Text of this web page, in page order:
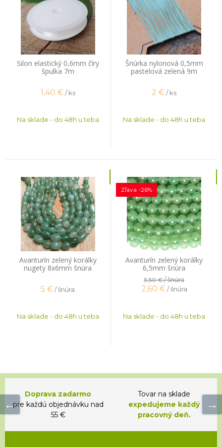
Silon elastický 0,6mm číry
špulka 7m
1,40 € / ks
Na sklade - do 48h u teba
Šnúrka nylonová 0,5mm
pastelová zelená 9m
2 €/ ks
Na sklade - do 48h u teba
Avanturín zelený korálky
nugety 8x6mm šnúra
5 €/ šnúra
Na sklade - do 48h u teba
Avanturín zelený korálky
6,5mm šnúra
Zľava -26%
3,50 €/ šnúra
2,60 € / šnúra
Na sklade - do 48h u teba
Doprava zadarmo
pre každú objednávku nad
55 €
Tovar na sklade
expedujeme každý
pracovný deň.